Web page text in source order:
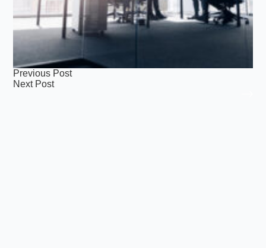
Previous Post
Next Post